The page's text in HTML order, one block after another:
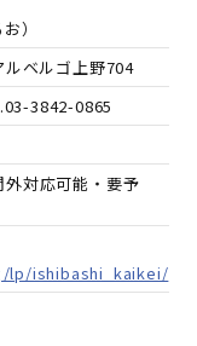
）
ベルゴ上野704
03-3842-0865
対応可能・要予
lp/ishibashi_kaikei/